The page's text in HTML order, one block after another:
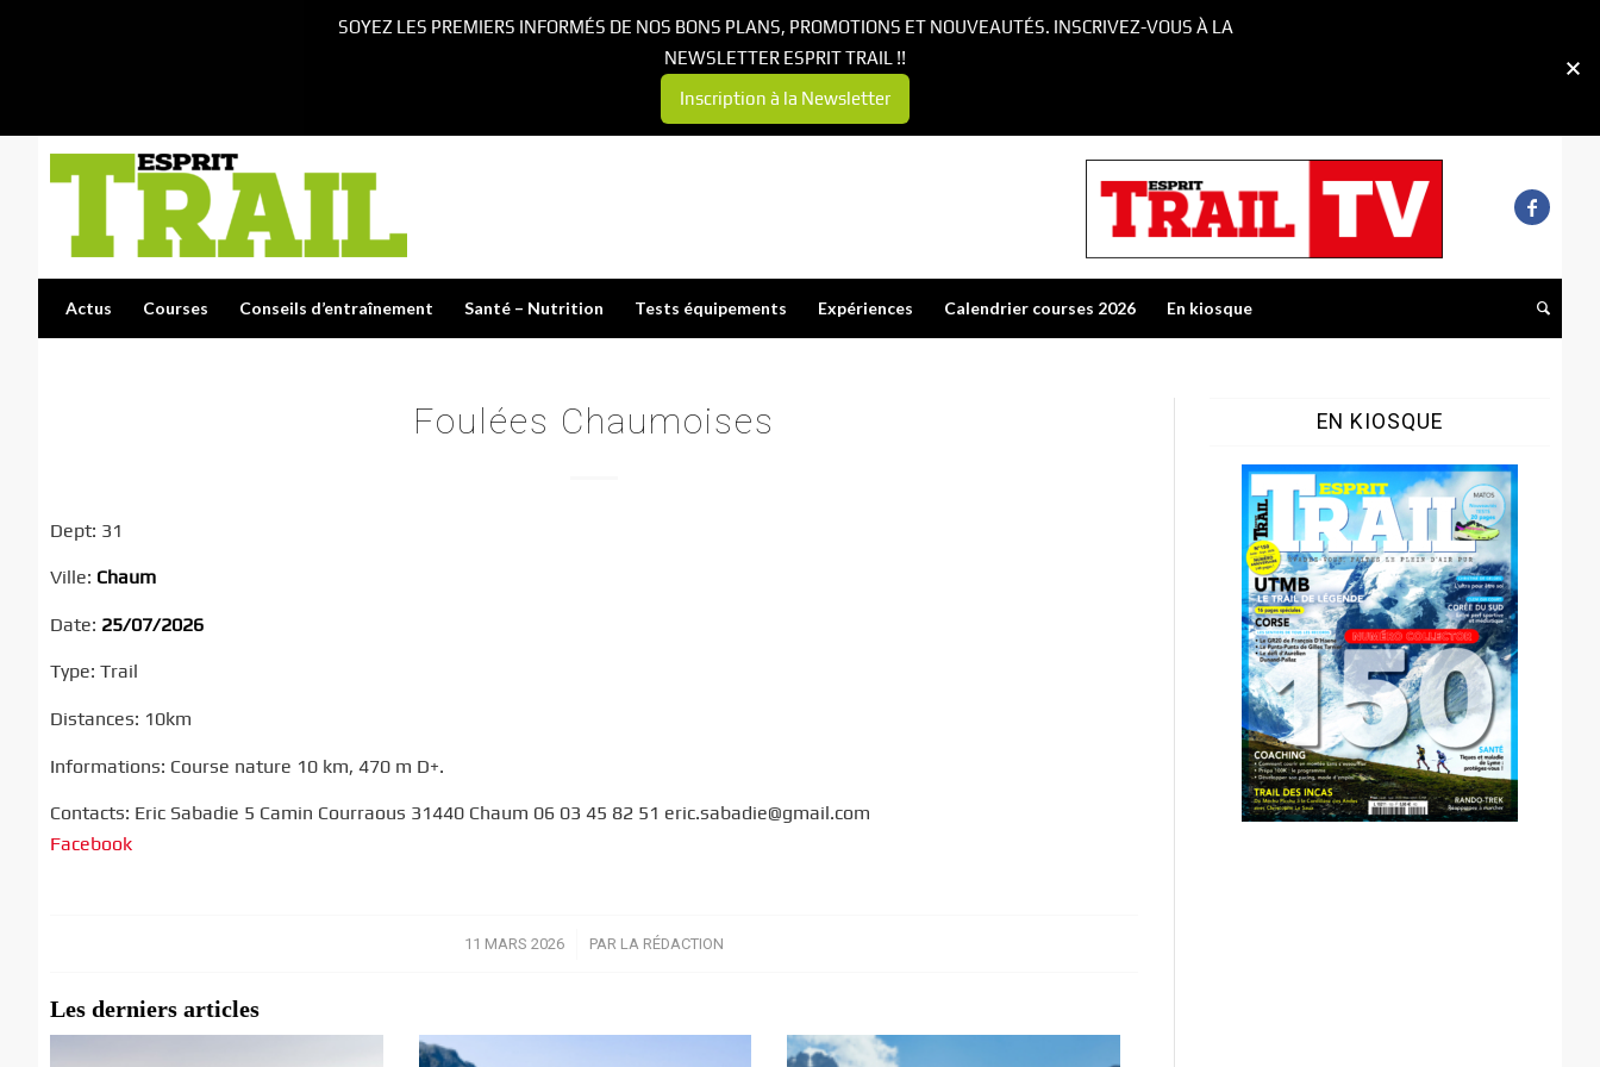
Actus Courses Conseils d’entraînement Santé – Nutrition Tests équipements Expériences Calendrier courses 2026 En kiosque
Foulées Chaumoises
Dept: 31
Ville: Chaum
Date: 25/07/2026
Type: Trail
Distances: 10km
Informations: Course nature 10 km, 470 m D+.
Contacts: Eric Sabadie 5 Camin Courraous 31440 Chaum 06 03 45 82 51 eric.sabadie@gmail.com
Facebook
11 MARS 2026
/ PAR LA RÉDACTION
Les derniers articles
EN KIOSQUE
SOYEZ LES PREMIERS INFORMÉS DE NOS BONS PLANS, PROMOTIONS ET NOUVEAUTÉS. INSCRIVEZ-VOUS À LA
NEWSLETTER ESPRIT TRAIL !!
Inscription à la Newsletter